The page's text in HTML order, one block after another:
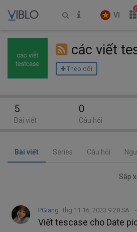
VI
các viết
Theo dõi
Bài viết Series Câu hỏi
Sắp
PGiang thg 11 16, 2023 9:28 SA
Viết tescase cho Date
5
Bài viết
0
Câu hỏi